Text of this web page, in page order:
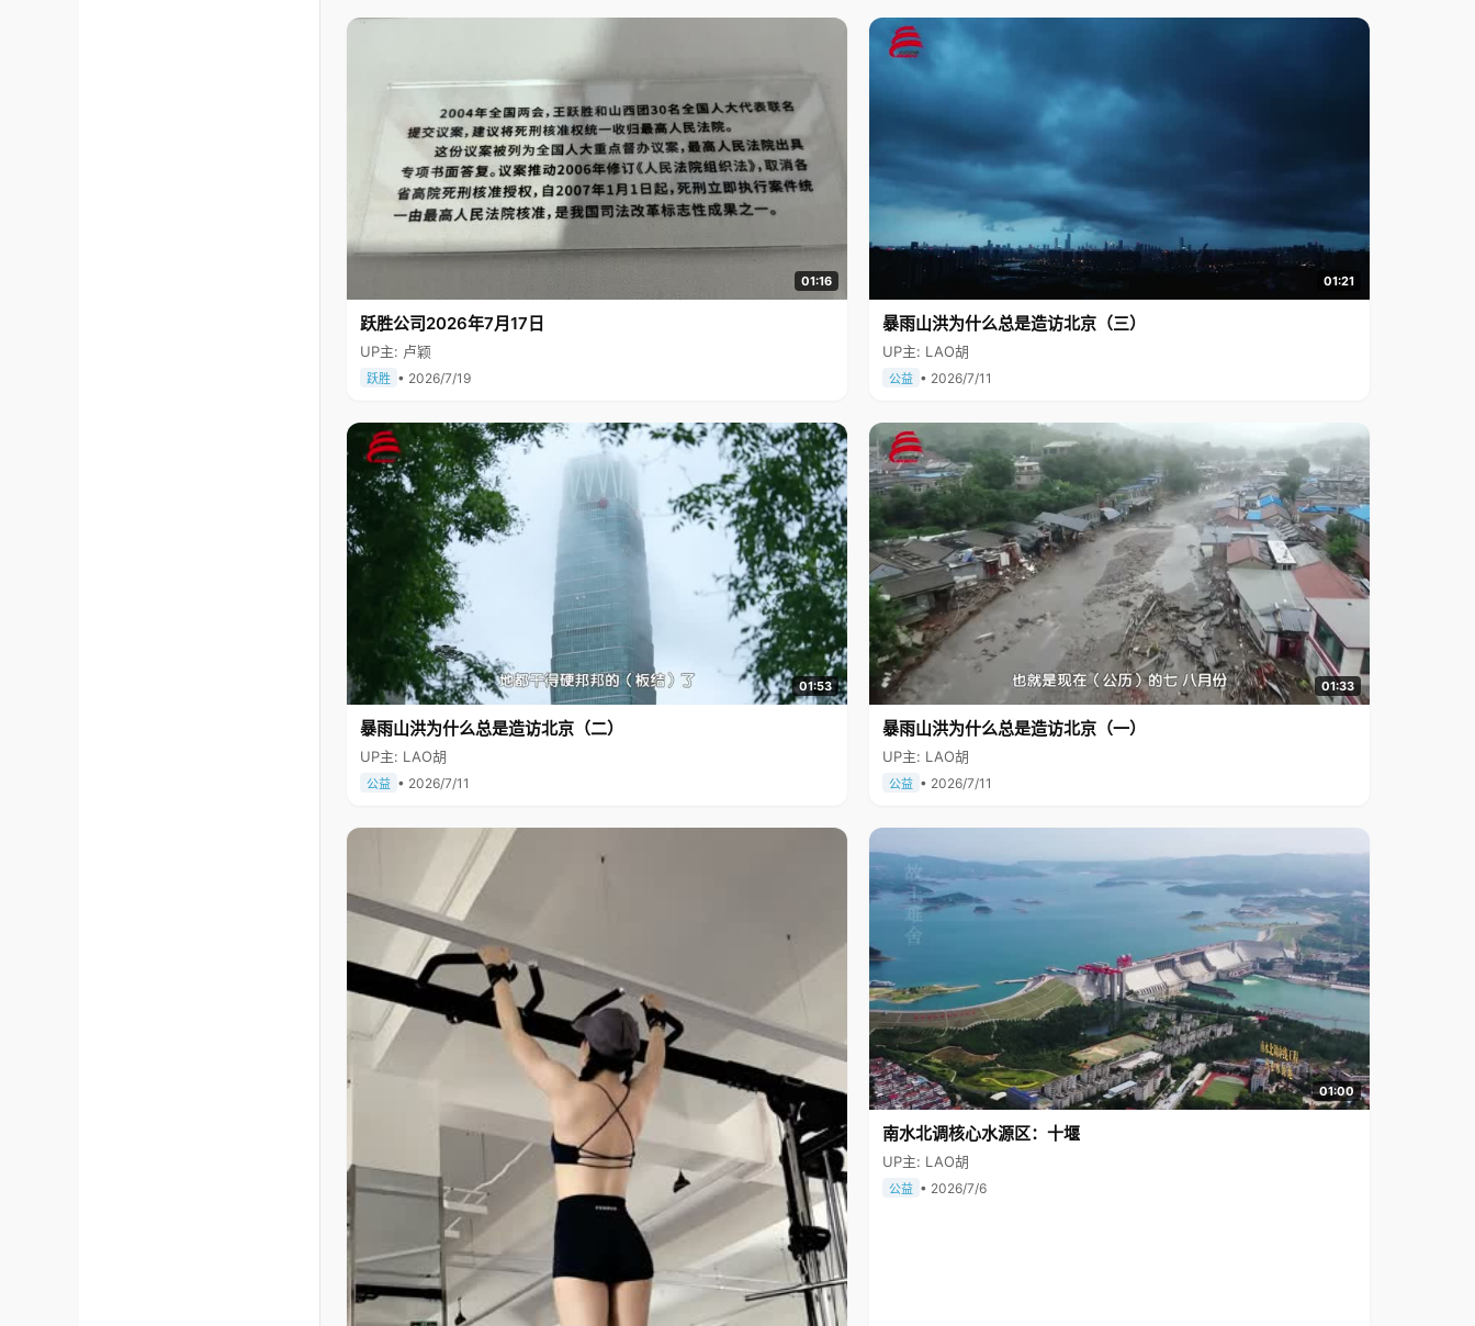
01:16
跃胜公司2026年7月17日
UP主: 卢颖
跃胜 • 2026/7/19
01:21
暴雨山洪为什么总是造访北京（三）
UP主: LAO胡
公益 • 2026/7/11
01:53
暴雨山洪为什么总是造访北京（二）
UP主: LAO胡
公益 • 2026/7/11
01:33
暴雨山洪为什么总是造访北京（一）
UP主: LAO胡
公益 • 2026/7/11
01:00
南水北调核心水源区：十堰
UP主: LAO胡
公益 • 2026/7/6